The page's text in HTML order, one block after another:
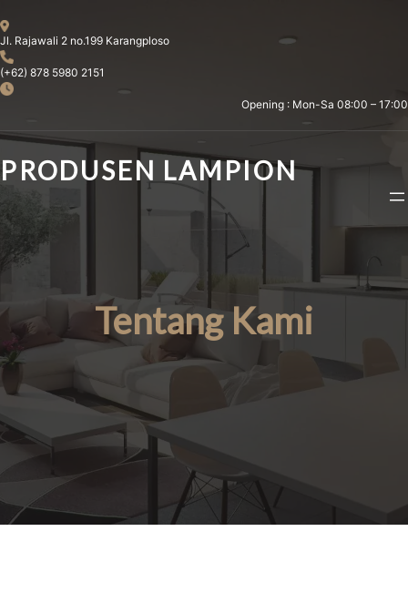
to
content
Jl. Rajawali 2 no.199 Karangploso
(+62) 878 5980 2151
Opening : Mon-Sa 08:00 – 17:00
PRODUSEN LAMPION
Tentang Kami